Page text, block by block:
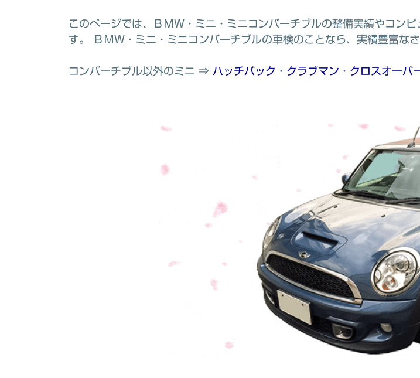
このページでは、ＢＭＷ・ミニ・ミニコンバーチブルの整備実績やコン
す。 ＢＭＷ・ミニ・ミニコンバーチブルの車検のことなら、実績豊富な
コンバーチブル以外のミニ ⇒ ハッチバック ・ クラブマン ・ クロスオーバ